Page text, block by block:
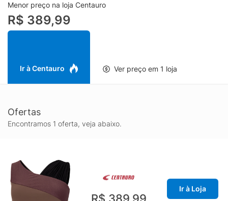
Menor preço na loja Centauro
R$ 389,99
Ir à Centauro Ver preço em 1 loja
Ofertas
Encontramos 1 oferta, veja abaixo.
R$ 389,99
Ir à Loja